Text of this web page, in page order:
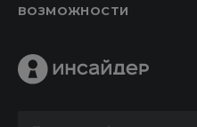
ВОЗМОЖНОСТИ